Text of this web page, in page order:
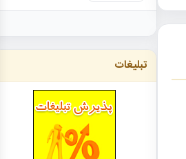
تبلیغات